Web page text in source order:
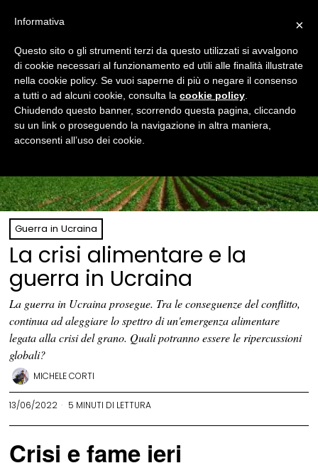
Guerra in Ucraina
La crisi alimentare e la
guerra in Ucraina
La guerra in Ucraina prosegue. Tra le conseguenze del conflitto,
continua ad aleggiare lo spettro di un'emergenza alimentare
legata alla crisi del grano. Quali potranno essere le ripercussioni
globali?
MICHELE CORTI
13/06/2022 5 MINUTI DI LETTURA
Crisi e fame ieri
×
Informativa
Questo sito o gli strumenti terzi da questo utilizzati si avvalgono
di cookie necessari al funzionamento ed utili alle finalità illustrate
nella cookie policy. Se vuoi saperne di più o negare il consenso
a tutti o ad alcuni cookie, consulta la cookie policy
Chiudendo questo banner, scorrendo questa pagina, cliccando
su un link o proseguendo la navigazione in altra maniera,
acconsenti all’uso dei cookie.